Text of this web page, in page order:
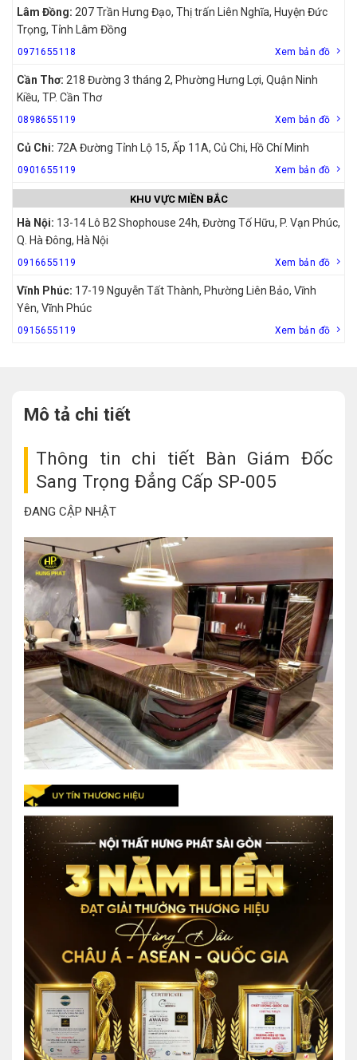
Lâm Đồng: 207 Trần Hưng Đạo, Thị trấn Liên Nghĩa, Huyện Đức
Trọng, Tỉnh Lâm Đồng
0971655118 Xem bản đồ
Cần Thơ: 218 Đường 3 tháng 2, Phường Hưng Lợi, Quận Ninh
Kiều, TP. Cần Thơ
0898655119 Xem bản đồ
Củ Chi: 72A Đường Tỉnh Lộ 15, Ấp 11A, Củ Chi, Hồ Chí Minh
0901655119 Xem bản đồ
KHU VỰC MIỀN BẮC
Hà Nội: 13-14 Lô B2 Shophouse 24h, Đường Tố Hữu, P. Vạn Phúc,
Q. Hà Đông, Hà Nội
0916655119 Xem bản đồ
Vĩnh Phúc: 17-19 Nguyễn Tất Thành, Phường Liên Bảo, Vĩnh
Yên, Vĩnh Phúc
0915655119 Xem bản đồ
Mô tả chi tiết
Thông tin chi tiết Bàn Giám Đốc
Sang Trọng Đẳng Cấp SP-005
ĐANG CẬP NHẬT